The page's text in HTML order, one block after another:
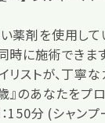
薬剤を使用して
時に施術できま
リストが、丁寧
』のあなたをプ
150分 (シャンプ